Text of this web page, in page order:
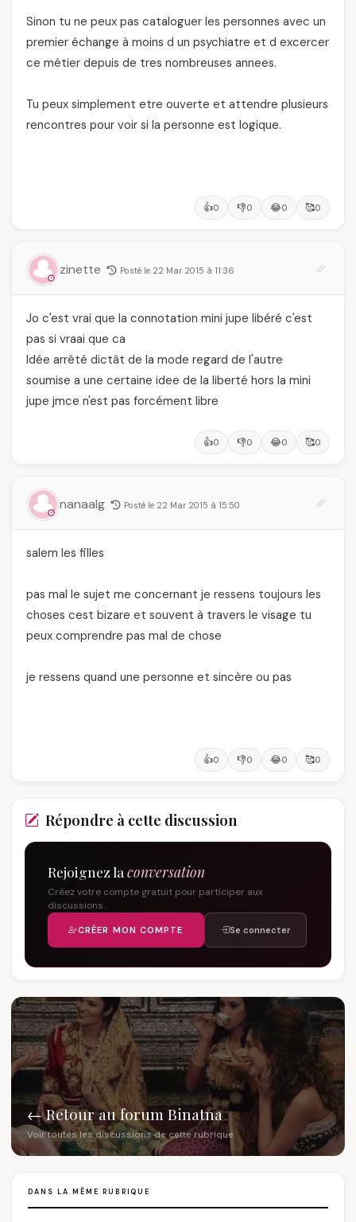
Sinon tu ne peux pas cataloguer les personnes avec un
premier échange à moins d un psychiatre et d excercer
ce métier depuis de tres nombreuses annees.
Tu peux simplement etre ouverte et attendre plusieurs
rencontres pour voir si la personne est logique.
👍0 👎0 😂0 🥰0
zinette Posté le 22 Mar 2015 à 11:36
Jo c'est vrai que la connotation mini jupe libéré c'est
pas si vraai que ca
Idée arrêté dictât de la mode regard de l'autre
soumise a une certaine idee de la liberté hors la mini
jupe jmce n'est pas forcément libre
👍0 👎0 😂0 🥰0
nanaalg Posté le 22 Mar 2015 à 15:50
salem les filles
pas mal le sujet me concernant je ressens toujours les
choses cest bizare et souvent à travers le visage tu
peux comprendre pas mal de chose
je ressens quand une personne et sincère ou pas
👍0 👎0 😂0 🥰0
Répondre à cette discussion
Rejoignez la conversation
Créez votre compte gratuit pour participer aux
discussions.
CRÉER MON COMPTE Se connecter
← Retour au forum Binatna
Voir toutes les discussions de cette rubrique
DANS LA MÊME RUBRIQUE